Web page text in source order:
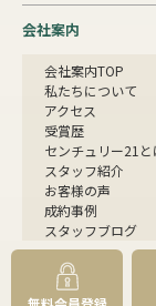
会社案内
会社案内TOP
私たちについて
アクセス
受賞歴
センチュリー21と
スタッフ紹介
お客様の声
成約事例
スタッフブログ
お知らせ
採用情報
来店予約